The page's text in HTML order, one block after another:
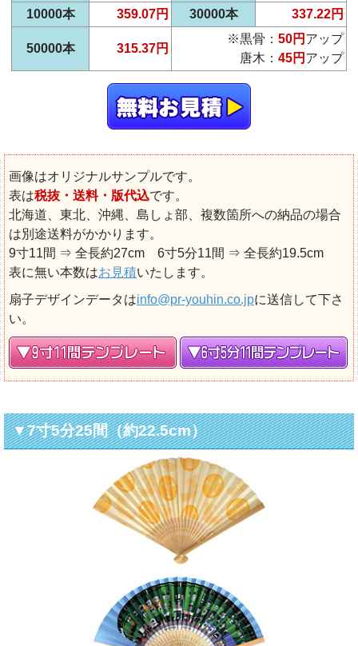
10000本
359.07円 30000本 337.22円
50000本 315.37円
※黒骨： 50円 アップ
唐木： 45円 アップ
画像はオリジナルサンプルです。
表は税抜・送料・版代込です。
北海道、東北、沖縄、島しょ部、複数箇所への納品の場合
は別途送料がかかります。
9寸11間 ⇒ 全長約27cm 6寸5分11間 ⇒ 全長約19.5cm
表に無い本数はお見積いたします。
扇子デザインデータはinfo@pr-youhin.co.jpに送信して下さ
い。
▼7寸5分25間（約22.5cm）